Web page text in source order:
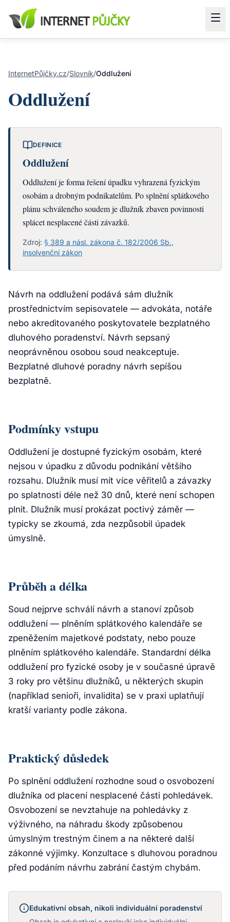
InternetPůjčky.cz/Slovník/Oddlužení
Oddlužení
DEFINICE
Oddlužení
Oddlužení je forma řešení úpadku vyhrazená fyzickým
osobám a drobným podnikatelům. Po splnění splátkového
plánu schváleného soudem je dlužník zbaven povinnosti
splácet nesplacené části závazků.
Zdroj: § 389 a násl. zákona č. 182/2006 Sb.,
insolvenční zákon
Návrh na oddlužení podává sám dlužník
prostřednictvím sepisovatele — advokáta, notáře
nebo akreditovaného poskytovatele bezplatného
dluhového poradenství. Návrh sepsaný
neoprávněnou osobou soud neakceptuje.
Bezplatné dluhové poradny návrh sepíšou
bezplatně.
Podmínky vstupu
Oddlužení je dostupné fyzickým osobám, které
nejsou v úpadku z důvodu podnikání většího
rozsahu. Dlužník musí mít více věřitelů a závazky
po splatnosti déle než 30 dnů, které není schopen
plnit. Dlužník musí prokázat poctivý záměr —
typicky se zkoumá, zda nezpůsobil úpadek
úmyslně.
Průběh a délka
Soud nejprve schválí návrh a stanoví způsob
oddlužení — plněním splátkového kalendáře se
zpeněžením majetkové podstaty, nebo pouze
plněním splátkového kalendáře. Standardní délka
oddlužení pro fyzické osoby je v současné úpravě
3 roky pro většinu dlužníků, u některých skupin
(například senioři, invalidita) se v praxi uplatňují
kratší varianty podle zákona.
Praktický důsledek
Po splnění oddlužení rozhodne soud o osvobození
dlužníka od placení nesplacené části pohledávek.
Osvobození se nevztahuje na pohledávky z
výživného, na náhradu škody způsobenou
úmyslným trestným činem a na některé další
zákonné výjimky. Konzultace s dluhovou poradnou
před podáním návrhu zabrání častým chybám.
Edukativní obsah, nikoli individuální poradenství